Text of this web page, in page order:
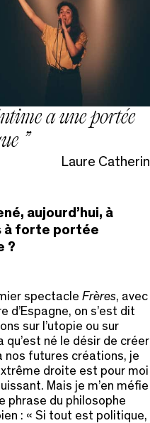
a une portée
Laure Catherin
aujourd’hui, à
à forte portée
?
spectacle Frères, avec
d’Espagne, on s’est dit
sur l’utopie ou sur
qu’est né le désir de créer
nos futures créations, je
droite est pour moi
Mais je m’en méfie
phrase du philosophe
: « Si tout est politique,